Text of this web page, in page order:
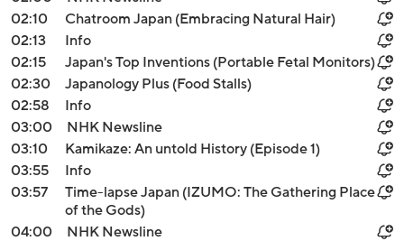
02:10
Chatroom Japan (Embracing Natural Hair)
02:13
Info
02:15
Japan's Top Inventions (Portable Fetal Monitors)
02:30
Japanology Plus (Food Stalls)
02:58
Info
03:00
NHK Newsline
03:10
Kamikaze: An untold History (Episode 1)
03:55
Info
03:57
Time-lapse Japan (IZUMO: The Gathering Place
of the Gods)
04:00
NHK Newsline